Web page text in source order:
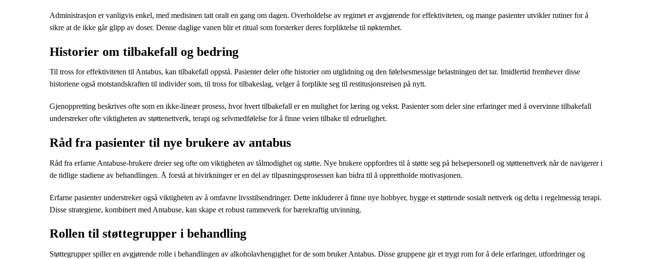
Administrasjon er vanligvis enkel, med medisinen tatt oralt en gang om dagen. Overholdelse av regimet er avgjørende for effektiviteten, og mange pasienter utvikler rutiner for å
sikre at de ikke går glipp av doser. Denne daglige vanen blir et ritual som forsterker deres forpliktelse til nøkternhet.
Historier om tilbakefall og bedring
Til tross for effektiviteten til Antabus, kan tilbakefall oppstå. Pasienter deler ofte historier om utglidning og den følelsesmessige belastningen det tar. Imidlertid fremhever disse
historiene også motstandskraften til individer som, til tross for tilbakeslag, velger å forplikte seg til restitusjonsreisen på nytt.
Gjenoppretting beskrives ofte som en ikke-lineær prosess, hvor hvert tilbakefall er en mulighet for læring og vekst. Pasienter som deler sine erfaringer med å overvinne tilbakefall
understreker ofte viktigheten av støttenettverk, terapi og selvmedfølelse for å finne veien tilbake til edruelighet.
Råd fra pasienter til nye brukere av antabus
Råd fra erfarne Antabuse-brukere dreier seg ofte om viktigheten av tålmodighet og støtte. Nye brukere oppfordres til å støtte seg på helsepersonell og støttenettverk når de navigerer i
de tidlige stadiene av behandlingen. Å forstå at bivirkninger er en del av tilpasningsprosessen kan bidra til å opprettholde motivasjonen.
Erfarne pasienter understreker også viktigheten av å omfavne livsstilsendringer. Dette inkluderer å finne nye hobbyer, bygge et støttende sosialt nettverk og delta i regelmessig terapi.
Disse strategiene, kombinert med Antabuse, kan skape et robust rammeverk for bærekraftig utvinning.
Rollen til støttegrupper i behandling
Støttegrupper spiller en avgjørende rolle i behandlingen av alkoholavhengighet for de som bruker Antabus. Disse gruppene gir et trygt rom for å dele erfaringer, utfordringer og